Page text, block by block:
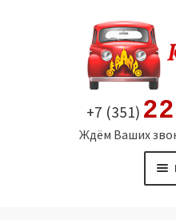
содержимому
+7 (351)
Ждём Ваших